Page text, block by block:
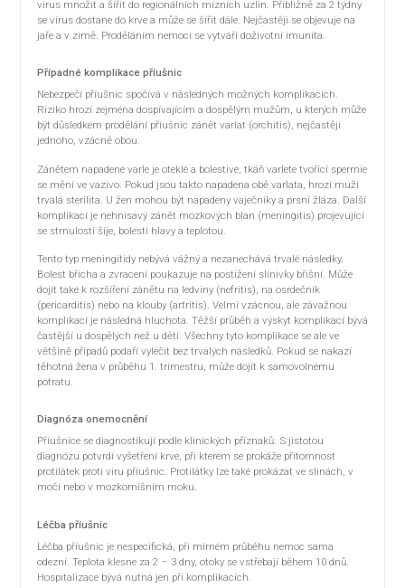
virus množit a šířit do regionálních mízních uzlin. Přibližně za 2 týdny
se virus dostane do krve a může se šířit dále. Nejčastěji se objevuje na
jaře a v zimě. Proděláním nemoci se vytváří doživotní imunita.
Případné komplikace příušnic
Nebezpečí příušnic spočívá v následných možných komplikacích.
Riziko hrozí zejména dospívajícím a dospělým mužům, u kterých může
být důsledkem prodělání příušnic zánět varlat (orchitis), nejčastěji
jednoho, vzácně obou.
Zánětem napadené varle je oteklé a bolestivé, tkáň varlete tvořící spermie
se mění ve vazivo. Pokud jsou takto napadena obě varlata, hrozí muži
trvalá sterilita. U žen mohou být napadeny vaječníky a prsní žláza. Další
komplikací je nehnisavý zánět mozkových blan (meningitis) projevující
se strnulostí šíje, bolestí hlavy a teplotou.
Tento typ meningitidy nebývá vážný a nezanechává trvalé následky.
Bolest břicha a zvracení poukazuje na postižení slinivky břišní. Může
dojít také k rozšíření zánětu na ledviny (nefritis), na osrdečník
(pericarditis) nebo na klouby (artritis). Velmi vzácnou, ale závažnou
komplikací je následná hluchota. Těžší průběh a výskyt komplikací bývá
častější u dospělých než u dětí. Všechny tyto komplikace se ale ve
většině případů podaří vyléčit bez trvalých následků. Pokud se nakazí
těhotná žena v průběhu 1. trimestru, může dojít k samovolnému
potratu.
Diagnóza onemocnění
Příušnice se diagnostikují podle klinických příznaků. S jistotou
diagnózu potvrdí vyšetření krve, při kterém se prokáže přítomnost
protilátek proti viru příušnic. Protilátky lze také prokázat ve slinách, v
moči nebo v mozkomíšním moku.
Léčba příušnic
Léčba příušnic je nespecifická, při mírném průběhu nemoc sama
odezní. Teplota klesne za 2 – 3 dny, otoky se vstřebají během 10 dnů.
Hospitalizace bývá nutná jen při komplikacích.